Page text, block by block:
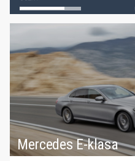
Mercedes E-klasa